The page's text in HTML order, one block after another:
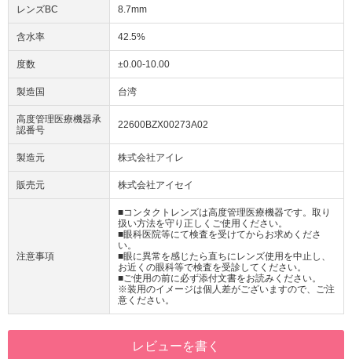
レンズBC 8.7mm
含水率 42.5%
度数 ±0.00-10.00
製造国 台湾
高度管理医療機器承
認番号
22600BZX00273A02
製造元 株式会社アイレ
販売元 株式会社アイセイ
注意事項
■コンタクトレンズは高度管理医療機器です。取り
扱い方法を守り正しくご使用ください。
■眼科医院等にて検査を受けてからお求めくださ
い。
■眼に異常を感じたら直ちにレンズ使用を中止し、
お近くの眼科等で検査を受診してください。
■ご使用の前に必ず添付文書をお読みください。
※装用のイメージは個人差がございますので、ご注
意ください。
レビューを書く